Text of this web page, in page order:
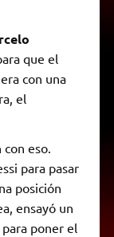
que el
con una
el
eso.
para pasar
posición
ensayó un
poner el